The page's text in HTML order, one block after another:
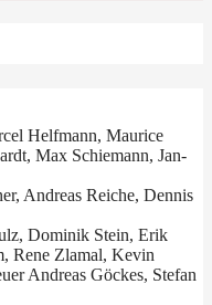
Helfmann, Maurice
Max Schiemann, Jan-
Andreas Reiche, Dennis
Dominik Stein, Erik
Rene Zlamal, Kevin
Andreas Göckes, Stefan